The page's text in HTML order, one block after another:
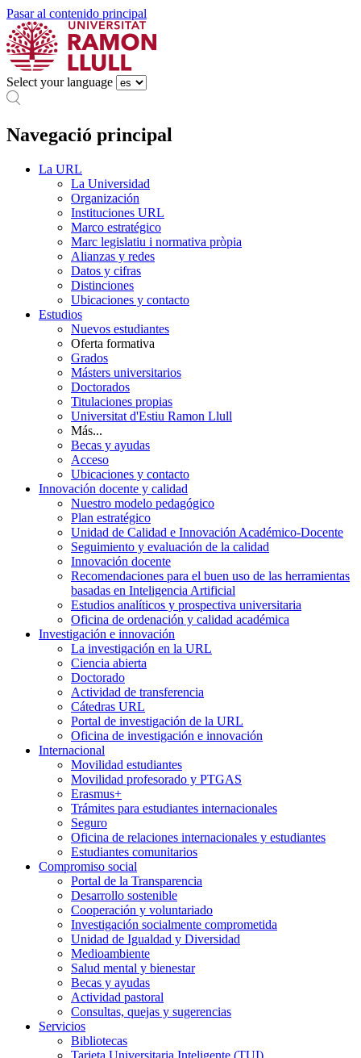
Pasar al contenido principal
Select your language
Navegació principal
La URL
La Universidad
Organización
Instituciones URL
Marco estratégico
Marc legislatiu i normativa pròpia
Alianzas y redes
Datos y cifras
Distinciones
Ubicaciones y contacto
Estudios
Nuevos estudiantes
Oferta formativa
Grados
Másters universitarios
Doctorados
Titulaciones propias
Universitat d'Estiu Ramon Llull
Más...
Becas y ayudas
Acceso
Ubicaciones y contacto
Innovación docente y calidad
Nuestro modelo pedagógico
Plan estratégico
Unidad de Calidad e Innovación Académico-Docente
Seguimiento y evaluación de la calidad
Innovación docente
Recomendaciones para el buen uso de las herramientas
basadas en Inteligencia Artificial
Estudios analíticos y prospectiva universitaria
Oficina de ordenación y calidad académica
Investigación e innovación
La investigación en la URL
Ciencia abierta
Doctorado
Actividad de transferencia
Cátedras URL
Portal de investigación de la URL
Oficina de investigación e innovación
Internacional
Movilidad estudiantes
Movilidad profesorado y PTGAS
Erasmus+
Trámites para estudiantes internacionales
Seguro
Oficina de relaciones internacionales y estudiantes
Estudiantes comunitarios
Compromiso social
Portal de la Transparencia
Desarrollo sostenible
Cooperación y voluntariado
Investigación socialmente comprometida
Unidad de Igualdad y Diversidad
Medioambiente
Salud mental y bienestar
Becas y ayudas
Actividad pastoral
Consultas, quejas y sugerencias
Servicios
Bibliotecas
Tarjeta Universitaria Inteligente (TUI)